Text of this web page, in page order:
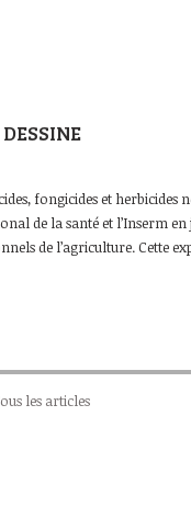
fongicides et herbicides
de la santé et l’Inserm
de l’agriculture. Cette
les articles